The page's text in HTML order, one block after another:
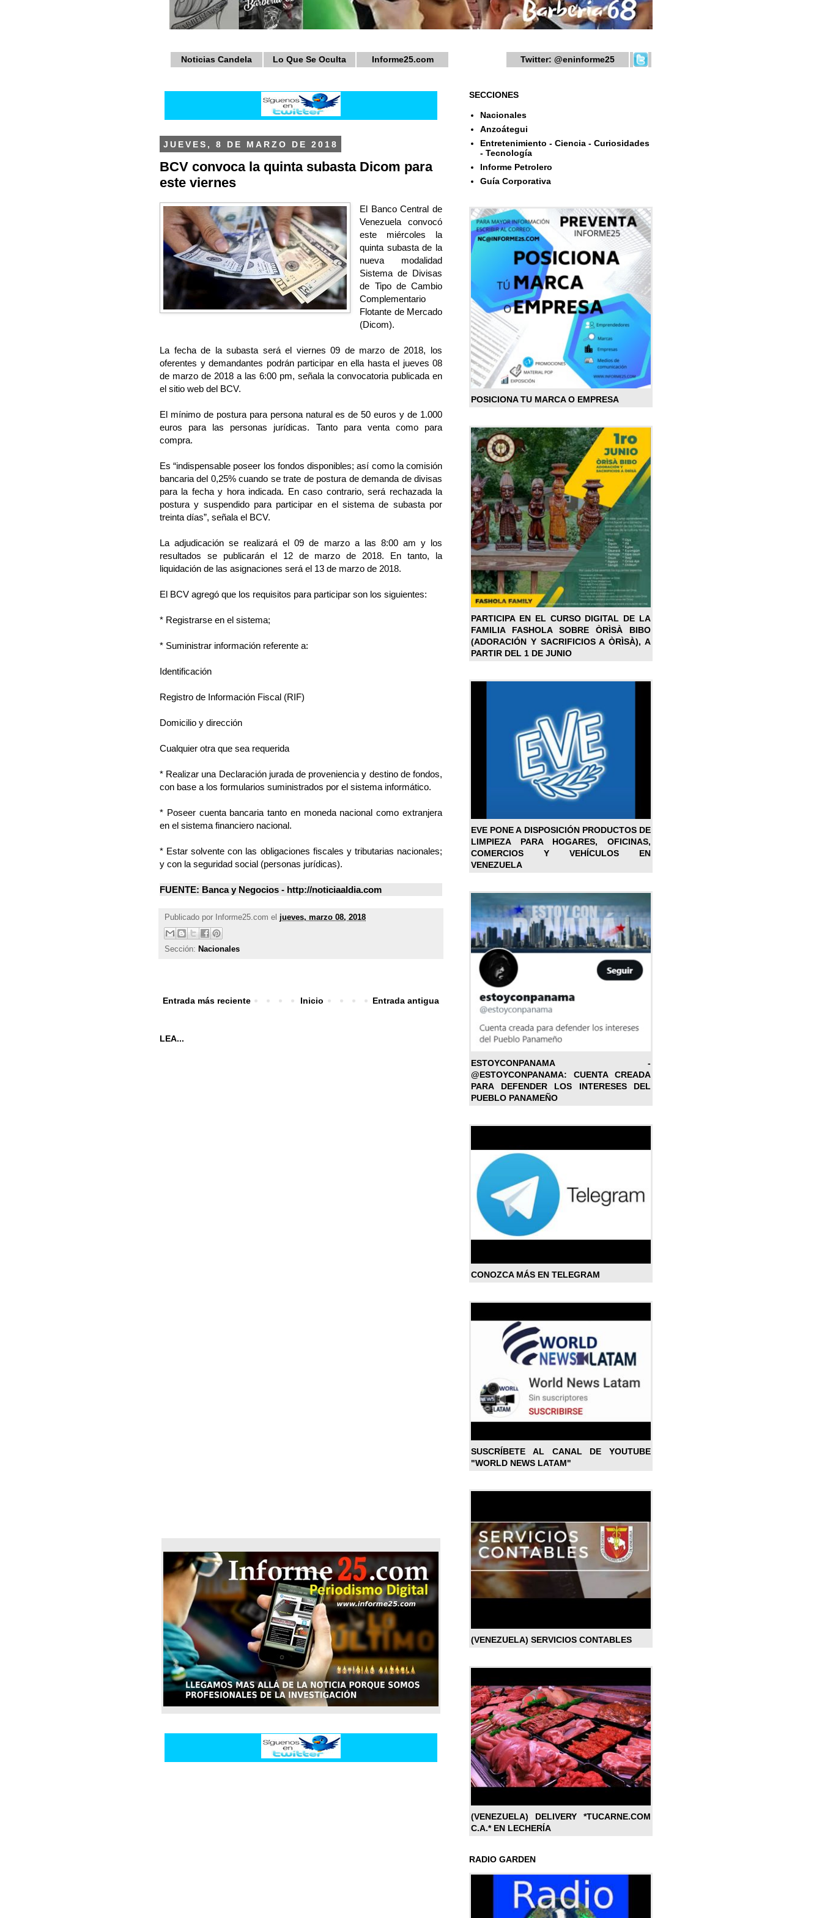
Noticias Candela Lo Que Se Oculta Informe25.com Twitter: @eninforme25
JUEVES, 8 DE MARZO DE 2018
BCV convoca la quinta subasta Dicom para
este viernes
El Banco Central de
Venezuela convocó
este miércoles la
quinta subasta de la
nueva modalidad
Sistema de Divisas
de Tipo de Cambio
Complementario
Flotante de Mercado
(Dicom).
La fecha de la subasta será el viernes 09 de marzo de 2018, los
oferentes y demandantes podrán participar en ella hasta el jueves 08
de marzo de 2018 a las 6:00 pm, señala la convocatoria publicada en
el sitio web del BCV.
El mínimo de postura para persona natural es de 50 euros y de 1.000
euros para las personas jurídicas. Tanto para venta como para
compra.
Es “indispensable poseer los fondos disponibles; así como la comisión
bancaria del 0,25% cuando se trate de postura de demanda de divisas
para la fecha y hora indicada. En caso contrario, será rechazada la
postura y suspendido para participar en el sistema de subasta por
treinta días”, señala el BCV.
La adjudicación se realizará el 09 de marzo a las 8:00 am y los
resultados se publicarán el 12 de marzo de 2018. En tanto, la
liquidación de las asignaciones será el 13 de marzo de 2018.
El BCV agregó que los requisitos para participar son los siguientes:
* Registrarse en el sistema;
* Suministrar información referente a:
Identificación
Registro de Información Fiscal (RIF)
Domicilio y dirección
Cualquier otra que sea requerida
* Realizar una Declaración jurada de proveniencia y destino de fondos,
con base a los formularios suministrados por el sistema informático.
* Poseer cuenta bancaria tanto en moneda nacional como extranjera
en el sistema financiero nacional.
* Estar solvente con las obligaciones fiscales y tributarias nacionales;
y con la seguridad social (personas jurídicas).
FUENTE: Banca y Negocios - http://noticiaaldia.com
Publicado por Informe25.com el jueves, marzo 08, 2018
Sección: Nacionales
Entrada más reciente Entrada antigua
Inicio
LEA...
SECCIONES
Nacionales
Anzoátegui
Entretenimiento - Ciencia - Curiosidades
- Tecnología
Informe Petrolero
Guía Corporativa
POSICIONA TU MARCA O EMPRESA
PARTICIPA EN EL CURSO DIGITAL DE LA
FAMILIA FASHOLA SOBRE ÒRÌSÀ BIBO
(ADORACIÓN Y SACRIFICIOS A ÒRÌSÀ), A
PARTIR DEL 1 DE JUNIO
EVE PONE A DISPOSICIÓN PRODUCTOS DE
LIMPIEZA PARA HOGARES, OFICINAS,
COMERCIOS Y VEHÍCULOS EN
VENEZUELA
ESTOYCONPANAMA -
@ESTOYCONPANAMA: CUENTA CREADA
PARA DEFENDER LOS INTERESES DEL
PUEBLO PANAMEÑO
CONOZCA MÁS EN TELEGRAM
SUSCRÍBETE AL CANAL DE YOUTUBE
"WORLD NEWS LATAM"
(VENEZUELA) SERVICIOS CONTABLES
(VENEZUELA) DELIVERY *TUCARNE.COM
C.A.* EN LECHERÍA
RADIO GARDEN